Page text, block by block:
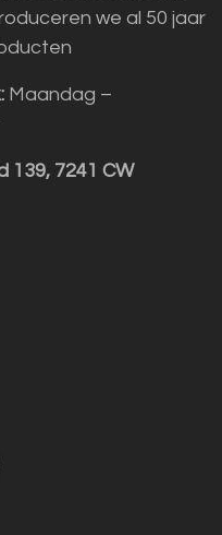
we al 50 jaar
Maandag –
139, 7241 CW